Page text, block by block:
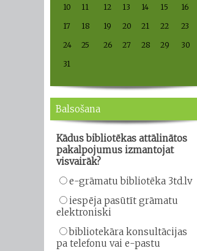
10 11 12 13 14 15 16
17 18 19 20 21 22 23
24 25 26 27 28 29 30
31
Balsošana
Kādus bibliotēkas attālinātos
pakalpojumus izmantojat
visvairāk?
e-grāmatu bibliotēka 3td.lv
iespēja pasūtīt grāmatu
elektroniski
bibliotekāra konsultācijas
pa telefonu vai e-pastu